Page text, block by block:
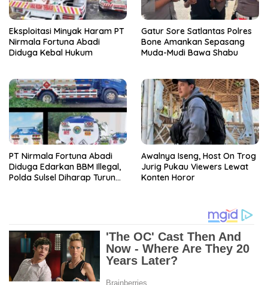
Eksploitasi Minyak Haram PT
Nirmala Fortuna Abadi
Diduga Kebal Hukum
Gatur Sore Satlantas Polres
Bone Amankan Sepasang
Muda-Mudi Bawa Shabu
PT Nirmala Fortuna Abadi
Diduga Edarkan BBM Illegal,
Polda Sulsel Diharap Turun
Awalnya Iseng, Host On Trog
Jurig Pukau Viewers Lewat
Konten Horor